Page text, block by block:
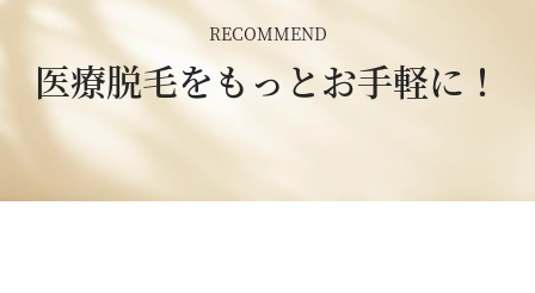
RECOMMEND
医療脱毛をもっとお手軽に！